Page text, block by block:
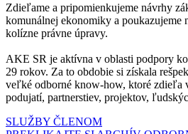
Zdieľame a pripomienkujeme návrhy
komunálnej ekonomiky a poukazujeme
kolízne právne úpravy.
AKE SR je aktívna v oblasti podpory
29 rokov. Za to obdobie si získala
veľké odborné know-how, ktoré zdieľa
podujatí, partnerstiev, projektov,
SLUŽBY ČLENOM